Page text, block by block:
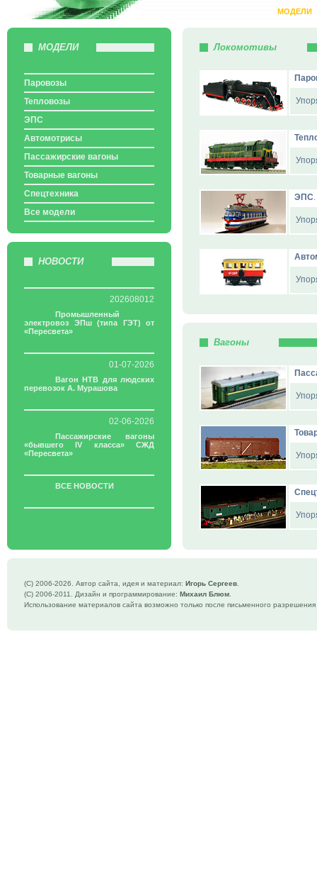
МОДЕЛИ
МОДЕЛИ
Паровозы
Тепловозы
ЭПС
Автомотрисы
Пассажирские вагоны
Товарные вагоны
Спецтехника
Все модели
НОВОСТИ
202608012
Промышленный
электровоз ЭПш (типа ГЭТ) от
«Пересвета»
01-07-2026
Вагон НТВ для людских
перевозок А. Мурашова
02-06-2026
Пассажирские вагоны
«бывшего IV класса» СЖД
«Пересвета»
ВСЕ НОВОСТИ
Локомотивы
ЭПС
Вагоны
(C) 2006-2026. Автор сайта, идея и материал: Игорь Сергеев
(C) 2006-2011. Дизайн и программирование: Михаил Блюм
Использование материалов сайта возможно только после письменного